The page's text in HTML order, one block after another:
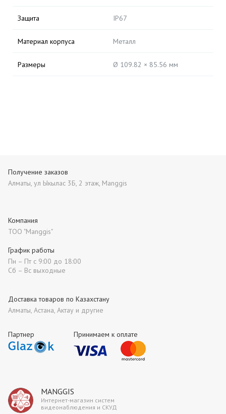
Защита IP67
Материал корпуса Металл
Размеры Ø 109.82 × 85.56 мм
MANGGIS
Интернет-магазин систем
видеонаблюдения и СКУД
Партнер Принимаем к оплате
Получение заказов
Алматы, ул Ыкылас 3Б, 2 этаж, Manggis
Компания
ТОО "Manggis"
Доставка товаров по Казахстану
Алматы, Астана, Актау и другие
График работы
Пн – Пт с 9:00 до 18:00
Сб – Вс выходные